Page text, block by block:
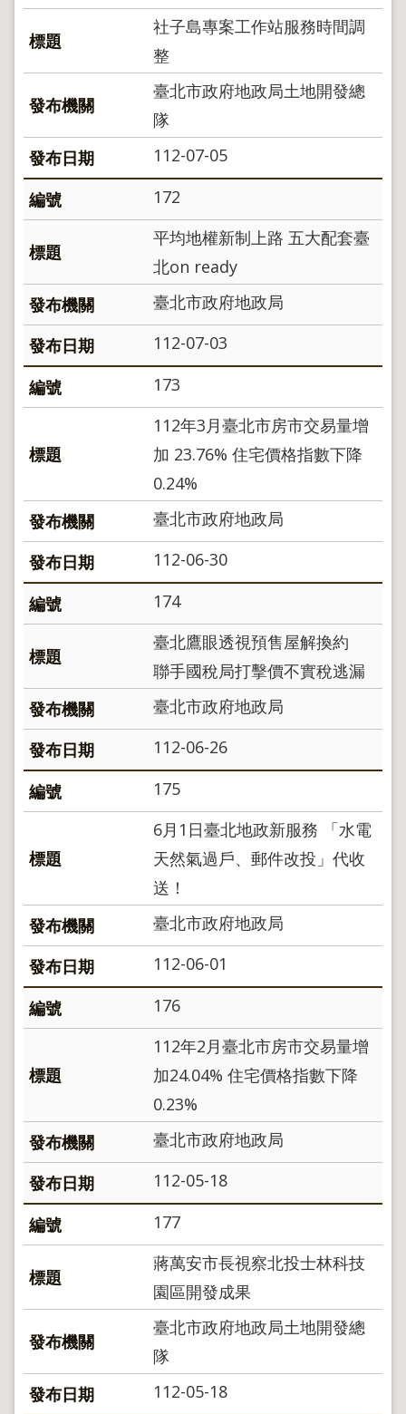
政
資
社子島專案工作站服務時間調
整
臺北市政府地政局土地開發總
隊
112-07-05
172
平均地權新制上路 五大配套臺
北on ready
臺北市政府地政局
112-07-03
173
112年3月臺北市房市交易量增
加 23.76% 住宅價格指數下降
0.24%
臺北市政府地政局
112-06-30
174
臺北鷹眼透視預售屋解換約
聯手國稅局打擊價不實稅逃漏
臺北市政府地政局
112-06-26
175
6月1日臺北地政新服務 「水電
天然氣過戶、郵件改投」代收
送！
臺北市政府地政局
112-06-01
176
112年2月臺北市房市交易量增
加24.04% 住宅價格指數下降
0.23%
臺北市政府地政局
112-05-18
177
蔣萬安市長視察北投士林科技
園區開發成果
臺北市政府地政局土地開發總
隊
112-05-18